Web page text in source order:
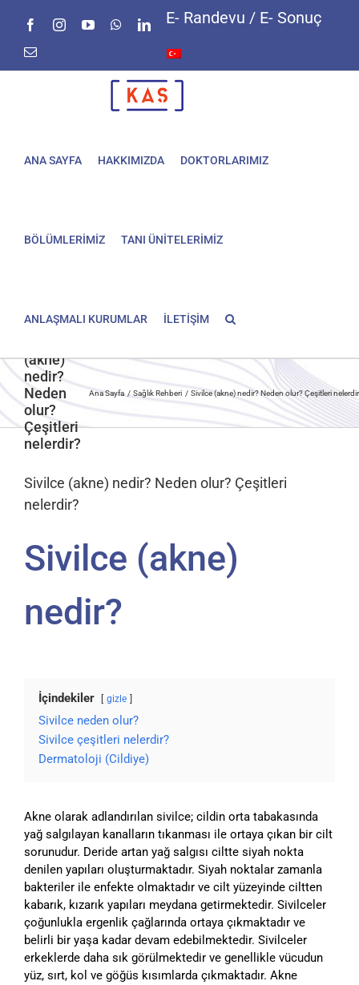
FacebookInstagramYouTubeWhatsAppLinkedIn
E-
E- Randevu / E- Sonuç
ANA SAYFA HAKKIMIZDA DOKTORLARIMIZ
BÖLÜMLERİMİZ TANI ÜNİTELERİMİZ
ANLAŞMALI KURUMLAR İLETİŞİM
(akne)
nedir?
Neden
olur?
Çeşitleri
nelerdir?
Ana Sayfa Sağlık Rehberi Sivilce (akne) nedir? Neden olur? Çeşitleri
Sivilce (akne) nedir? Neden olur? Çeşitleri
nelerdir?
Sivilce (akne)
nedir?
İçindekiler gizle
Sivilce neden olur?
Sivilce çeşitleri nelerdir?
Dermatoloji (Cildiye)
Akne olarak adlandırılan sivilce; cildin orta tabakasında
yağ salgılayan kanalların tıkanması ile ortaya çıkan bir cilt
sorunudur. Deride artan yağ salgısı ciltte siyah nokta
denilen yapıları oluşturmaktadır. Siyah noktalar zamanla
bakteriler ile enfekte olmaktadır ve cilt yüzeyinde ciltten
kabarık, kızarık yapıları meydana getirmektedir. Sivilceler
çoğunlukla ergenlik çağlarında ortaya çıkmaktadır ve
belirli bir yaşa kadar devam edebilmektedir. Sivilceler
erkeklerde daha sık görülmektedir ve genellikle vücudun
yüz, sırt, kol ve göğüs kısımlarda çıkmaktadır. Akne